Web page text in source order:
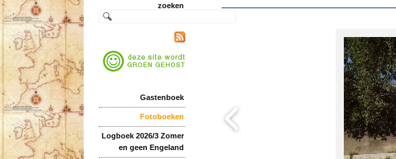
zoeken
Gastenboek
Fotoboeken
Logboek 2026/3 Zomer
en geen Engeland